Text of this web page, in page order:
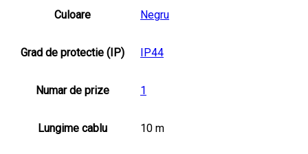
Culoare Negru
Grad de protectie (IP) IP44
Numar de prize 1
Lungime cablu 10 m